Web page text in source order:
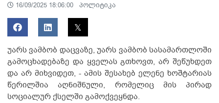
16/09/2025 18:06:00 პოლიტიკა
უარს ვამბობ დაცვაზე, უარს ვამბობ სასამართლოში
გამოცხადებაზე და ყველას გთხოვთ, არ შეწუხდეთ
და არ მიხვიდეთ, - ამის შესახებ ელენე ხოშტარიას
წერილშია აღნიშნული, რომელიც მის პირად
სოციალურ ქსელში გამოქვეყნდა.